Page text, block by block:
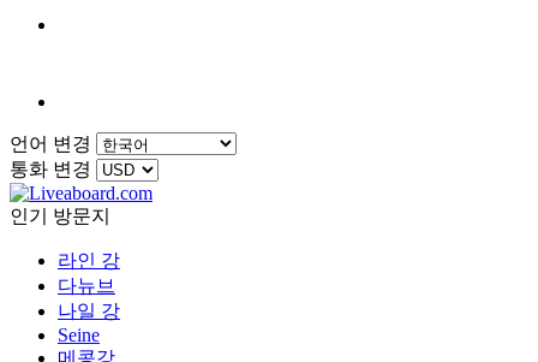
언어 변경
통화 변경
인기 방문지
라인 강
다뉴브
나일 강
Seine
메콩강